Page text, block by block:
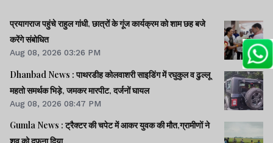
प्रयागराज पहुंचे राहुल गांधी, छात्रों के गूंज कार्यक्रम को शाम छह बजे
करेंगे संबोधित
Aug 08, 2026 03:26 PM
Dhanbad News : पाथरडीह कोलवाशरी साइडिंग में रघुकुल व ढुल्लू
महतो समर्थक भिड़े, जमकर मारपीट, दर्जनों घायल
Aug 08, 2026 08:47 PM
Gumla News : ट्रैक्टर की चपेट में आकर युवक की मौत,ग्रामीणों ने